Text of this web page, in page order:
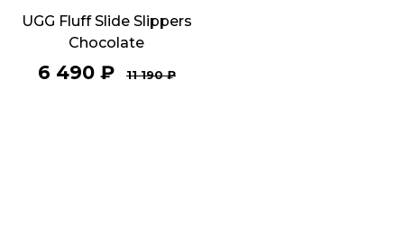
UGG Fluff Slide Slippers
Chocolate
6 490₽ 11 190₽